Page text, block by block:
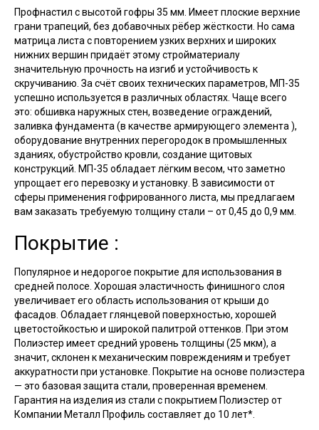
Профнастил с высотой гофры 35 мм. Имеет плоские верхние
грани трапеций, без добавочных рёбер жёсткости. Но сама
матрица листа с повторением узких верхних и широких
нижних вершин придаёт этому стройматериалу
значительную прочность на изгиб и устойчивость к
скручиванию. За счёт своих технических параметров, МП-35
успешно используется в различных областях. Чаще всего
это: обшивка наружных стен, возведение ограждений,
заливка фундамента (в качестве армирующего элемента ),
оборудование внутренних перегородок в промышленных
зданиях, обустройство кровли, создание щитовых
конструкций. МП-35 обладает лёгким весом, что заметно
упрощает его перевозку и установку. В зависимости от
сферы применения гофрированного листа, мы предлагаем
вам заказать требуемую толщину стали – от 0,45 до 0,9 мм.
Покрытие :
Популярное и недорогое покрытие для использования в
средней полосе. Хорошая эластичность финишного слоя
увеличивает его область использования от крыши до
фасадов. Обладает глянцевой поверхностью, хорошей
цветостойкостью и широкой палитрой оттенков. При этом
Полиэстер имеет средний уровень толщины (25 мкм), а
значит, склонен к механическим повреждениям и требует
аккуратности при установке. Покрытие на основе полиэстера
— это базовая защита стали, проверенная временем.
Гарантия на изделия из стали с покрытием Полиэстер от
Компании Металл Профиль составляет до 10 лет*.